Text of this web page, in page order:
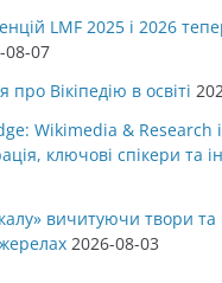
LMF 2025 і 2026
08-07
Вікіпедію в освіті
Wikimedia & Research
ключові спікери та
вичитуючи твори та
2026-08-03